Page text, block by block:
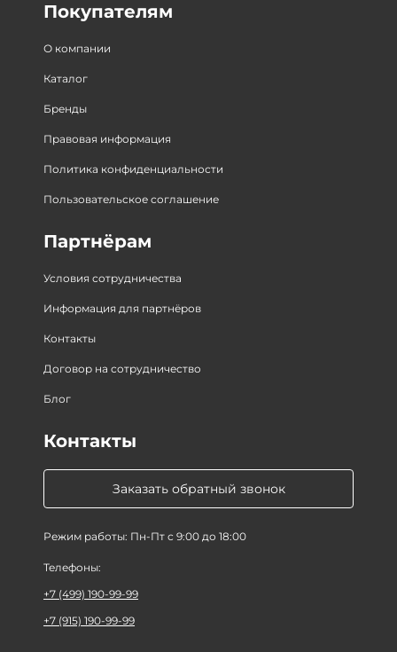
Покупателям
О компании
Каталог
Бренды
Правовая информация
Политика конфиденциальности
Пользовательское соглашение
Партнёрам
Условия сотрудничества
Информация для партнёров
Контакты
Договор на сотрудничество
Блог
Заказать обратный звонок
Режим работы: Пн-Пт с 9:00 до 18:00
Контакты
Телефоны:
+7 (499) 190-99-99
+7 (915) 190-99-99